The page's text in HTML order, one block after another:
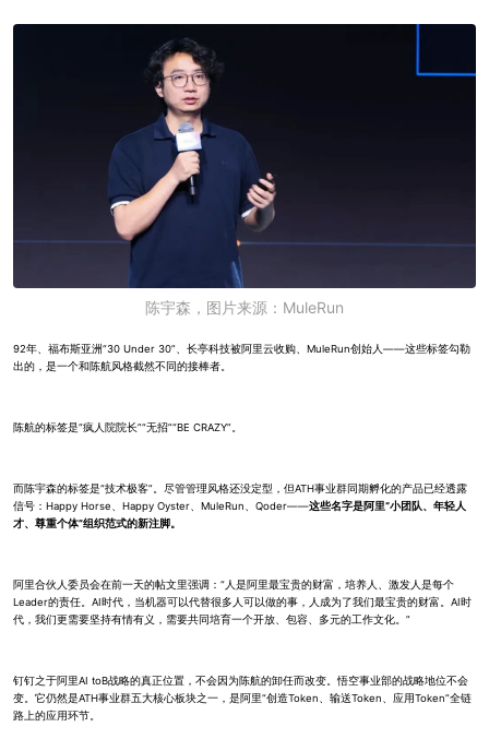
陈宇森，图片来源：MuleRun
92年、福布斯亚洲“30 Under 30”、长亭科技被阿里云收购、MuleRun创始人——这些标签勾勒
出的，是一个和陈航风格截然不同的接棒者。
陈航的标签是“疯人院院长”“无招”“BE CRAZY”。
而陈宇森的标签是“技术极客”。尽管管理风格还没定型，但ATH事业群同期孵化的产品已经透露
信号：Happy Horse、Happy Oyster、MuleRun、Qoder——这些名字是阿里“小团队、年轻人
才、尊重个体”组织范式的新注脚。
阿里合伙人委员会在前一天的帖文里强调：“人是阿里最宝贵的财富，培养人、激发人是每个
Leader的责任。AI时代，当机器可以代替很多人可以做的事，人成为了我们最宝贵的财富。AI时
代，我们更需要坚持有情有义，需要共同培育一个开放、包容、多元的工作文化。”
钉钉之于阿里AI toB战略的真正位置，不会因为陈航的卸任而改变。悟空事业部的战略地位不会
变。它仍然是ATH事业群五大核心板块之一，是阿里“创造Token、输送Token、应用Token”全链
路上的应用环节。